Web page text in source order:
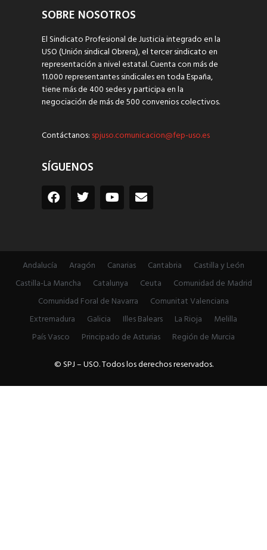
SOBRE NOSOTROS
El Sindicato Profesional de Justicia integrado en la
USO (Unión sindical Obrera), el tercer sindicato en
representación a nivel estatal. Cuenta con más de
11.000 representantes sindicales en toda España,
tiene más de 400 sedes y participa en la
negociación de más de 500 convenios colectivos.
Contáctanos: spjuso.comunicacion@fep-uso.es
SÍGUENOS
Andalucía Aragón Canarias Cantabria
Castilla y León
Castilla-La Mancha
Catalunya Ceuta
Comunidad de Madrid
Comunidad Foral de Navarra
Comunitat Valenciana
Extremadura
Galicia Illes Balears La Rioja
Melilla
País Vasco
Principado de Asturias
Región de Murcia
© SPJ – USO. Todos los derechos reservados.